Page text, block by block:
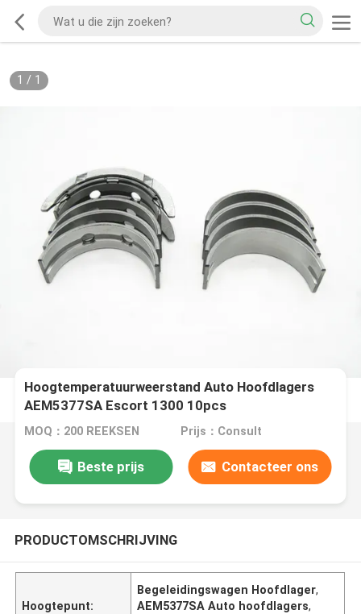
1 / 1
Hoogtemperatuurweerstand Auto Hoofdlagers
AEM5377SA Escort 1300 10pcs
MOQ：200 REEKSEN Prijs：Consult
Beste prijs Contacteer ons
PRODUCTOMSCHRIJVING
Hoogtepunt:
Begeleidingswagen Hoofdlager,
AEM5377SA Auto hoofdlagers,